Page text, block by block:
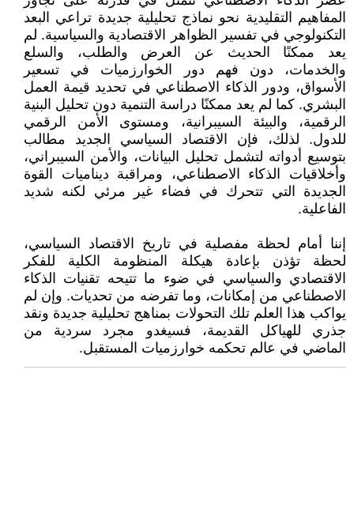
المفاهيم التقليدية نحو نماذج تحليلية جديدة تراعي البعد
التكنولوجي في تفسير الظواهر الاقتصادية والسياسية. لم
يعد ممكنًا الحديث عن العرض والطلب، والسلع
والخدمات، دون فهم دور الخوارزميات في تسعير
الأسواق، ودور الذكاء الاصطناعي في تحديد قيمة العمل
البشري. كما لم يعد ممكنًا دراسة التنمية دون تحليل البنية
الرقمية، والبيئة السيبرانية، ومستوى الأمن الرقمي
للدول. لذلك، فإن الاقتصاد السياسي الجديد مطالب
بتوسيع أدواته لتشمل تحليل البيانات، والأمن السيبراني،
وأخلاقيات الذكاء الاصطناعي، ومراقبة ديناميات القوة
الجديدة التي تتحرك في فضاء غير مرئي لكنه شديد
الفاعلية.
إننا أمام لحظة مفصلية في تاريخ الاقتصاد السياسي،
لحظة تؤذن بإعادة هيكلة المنظومة الكلية للفكر
الاقتصادي والسياسي في ضوء ما تتيحه تقنيات الذكاء
الاصطناعي من إمكانات، وما تفرضه من تحديات. وإن لم
يواكب هذا العلم تلك التحولات بمناهج تحليلية جديدة ونقد
جذري للهياكل القديمة، فسيغدو مجرد سردية من
الماضي في عالم تحكمه خوارزميات المستقبل.